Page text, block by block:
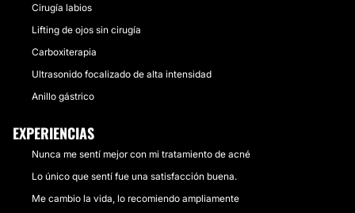
Cirugía labios
Lifting de ojos sin cirugía
Carboxiterapia
Ultrasonido focalizado de alta intensidad
Anillo gástrico
EXPERIENCIAS
Nunca me sentí mejor con mi tratamiento de acné
Lo único que sentí fue una satisfacción buena.
Me cambio la vida, lo recomiendo ampliamente